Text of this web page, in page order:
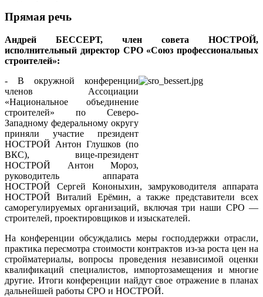
Прямая речь
Андрей БЕССЕРТ, член совета НОСТРОЙ,
исполнительный директор СРО «Союз профессиональных
строителей»:
- В окружной конференции
членов Ассоциации
«Национальное объединение
строителей» по Северо-
Западному федеральному округу
приняли участие президент
НОСТРОЙ Антон Глушков (по
ВКС), вице-президент
НОСТРОЙ Антон Мороз,
руководитель аппарата
НОСТРОЙ Сергей Кононыхин, замруководителя аппарата
НОСТРОЙ Виталий Ерёмин, а также представители всех
саморегулируемых организаций, включая три наши СРО —
строителей, проектировщиков и изыскателей.
На конференции обсуждались меры господдержки отрасли,
практика пересмотра стоимости контрактов из-за роста цен на
стройматериалы, вопросы проведения независимой оценки
квалификаций специалистов, импортозамещения и многие
другие. Итоги конференции найдут свое отражение в планах
дальнейшей работы СРО и НОСТРОЙ.